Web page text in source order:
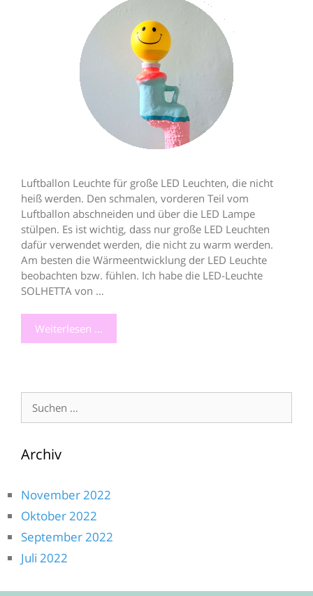
Luftballon Leuchte für große LED Leuchten, die nicht
heiß werden. Den schmalen, vorderen Teil vom
Luftballon abschneiden und über die LED Lampe
stülpen. Es ist wichtig, dass nur große LED Leuchten
dafür verwendet werden, die nicht zu warm werden.
Am besten die Wärmeentwicklung der LED Leuchte
beobachten bzw. fühlen. Ich habe die LED-Leuchte
SOLHETTA von …
Weiterlesen …
Suche
Archiv
November 2022
Oktober 2022
September 2022
Juli 2022